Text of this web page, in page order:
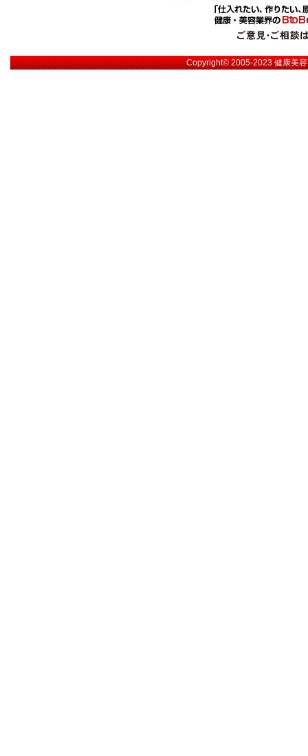
Copyright© 2005-2023健康美